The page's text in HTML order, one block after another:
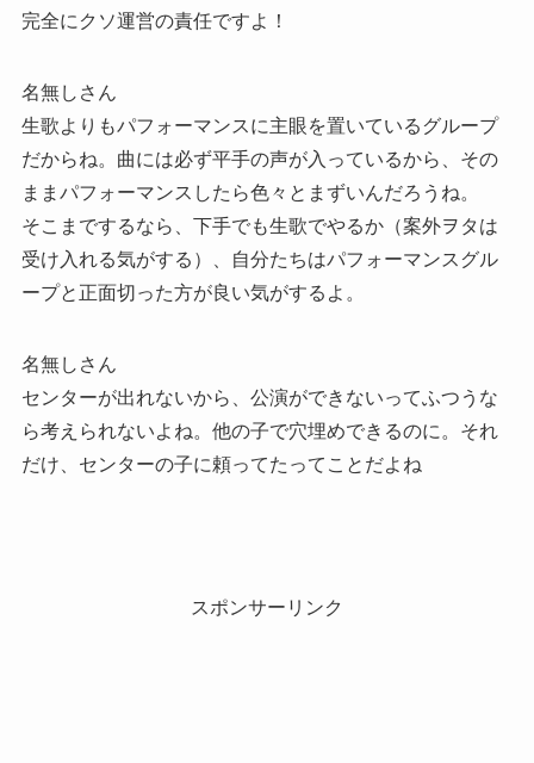
完全にクソ運営の責任ですよ！
名無しさん
生歌よりもパフォーマンスに主眼を置いているグループ
だからね。曲には必ず平手の声が入っているから、その
ままパフォーマンスしたら色々とまずいんだろうね。
そこまでするなら、下手でも生歌でやるか（案外ヲタは
受け入れる気がする）、自分たちはパフォーマンスグル
ープと正面切った方が良い気がするよ。
名無しさん
センターが出れないから、公演ができないってふつうな
ら考えられないよね。他の子で穴埋めできるのに。それ
だけ、センターの子に頼ってたってことだよね
スポンサーリンク